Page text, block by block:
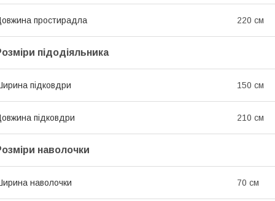
простирадла 220 см
підодіяльника
підковдри 150 см
підковдри 210 см
наволочки
наволочки 70 см